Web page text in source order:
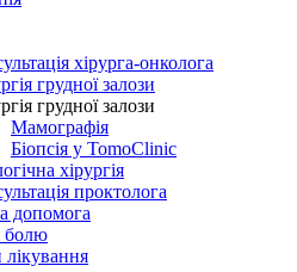
хірурга-онколога
грудної залози
грудної залози
Мамографія
Біопсія у TomoClinic
хірургія
проктолога
допомога
болю
лікування